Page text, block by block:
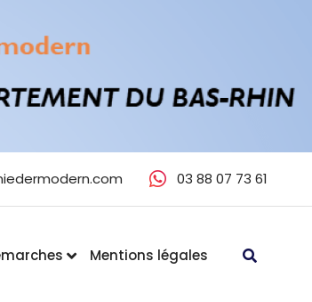
03 88 07 73 61
Mentions légales